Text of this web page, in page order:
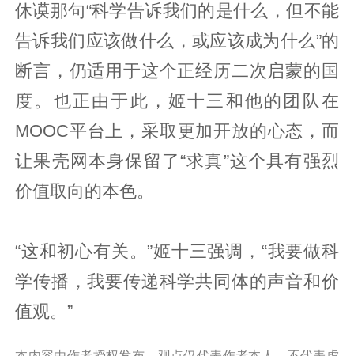
休谟那句“科学告诉我们的是什么，但不能
告诉我们应该做什么，或应该成为什么”的
断言，仍适用于这个正经历二次启蒙的国
度。也正由于此，姬十三和他的团队在
MOOC平台上，采取更加开放的心态，而
让果壳网本身保留了“求真”这个具有强烈
价值取向的本色。
“这和初心有关。”姬十三强调，“我要做科
学传播，我要传递科学共同体的声音和价
值观。”